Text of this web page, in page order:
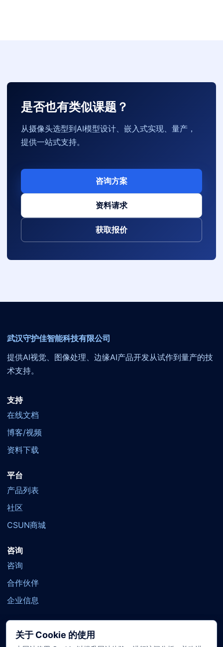
是否也有类似课题？
从摄像头选型到AI模型设计、嵌入式实现、量产，
提供一站式支持。
咨询方案
资料请求
获取报价
武汉守护佳智能科技有限公司
提供AI视觉、图像处理、边缘AI产品开发从试作到量产的技
术支持。
支持
在线文档
博客/视频
资料下载
平台
产品列表
社区
CSUN商城
咨询
咨询
合作伙伴
企业信息
关于 Cookie 的使用